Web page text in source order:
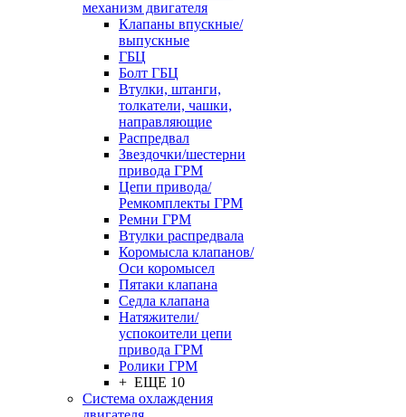
механизм двигателя
Клапаны впускные/
выпускные
ГБЦ
Болт ГБЦ
Втулки, штанги,
толкатели, чашки,
направляющие
Распредвал
Звездочки/шестерни
привода ГРМ
Цепи привода/
Ремкомплекты ГРМ
Ремни ГРМ
Втулки распредвала
Коромысла клапанов/
Оси коромысел
Пятаки клапана
Седла клапана
Натяжители/
успокоители цепи
привода ГРМ
Ролики ГРМ
+ ЕЩЕ 10
Система охлаждения